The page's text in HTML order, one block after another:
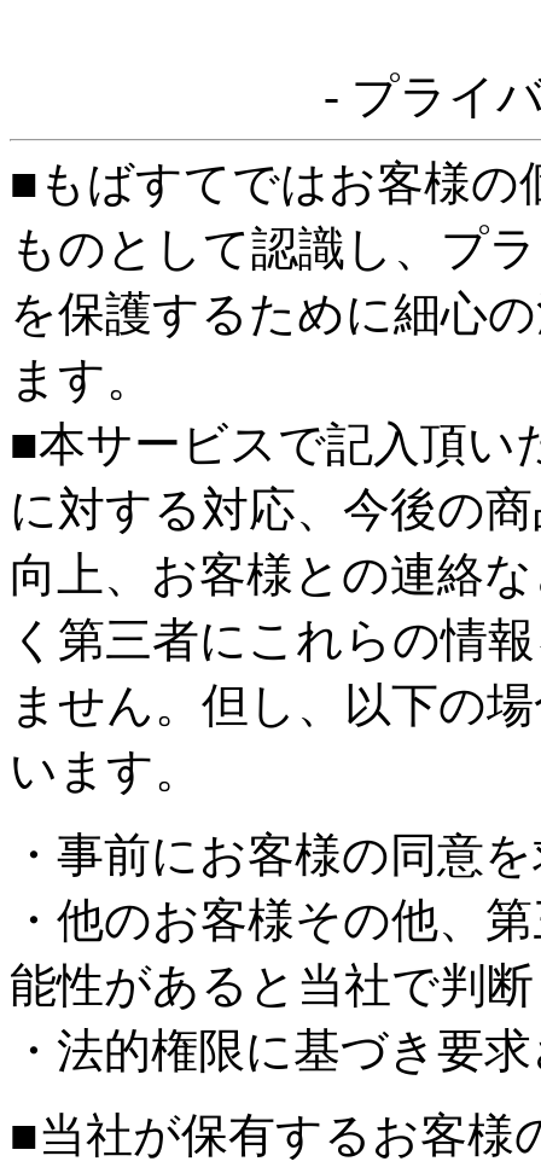
- プライ
■もばすてではお客様の
ものとして認識し、プ
を保護するために細心
ます。
■本サービスで記入頂い
に対する対応、今後の
向上、お客様との連絡
く第三者にこれらの情
ません。但し、以下の
います。
・事前にお客様の同意
・他のお客様その他、
能性があると当社で判
・法的権限に基づき要
■当社が保有するお客様